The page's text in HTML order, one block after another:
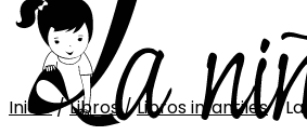
Inicio/Libros /Libros infantiles/
Sin stock